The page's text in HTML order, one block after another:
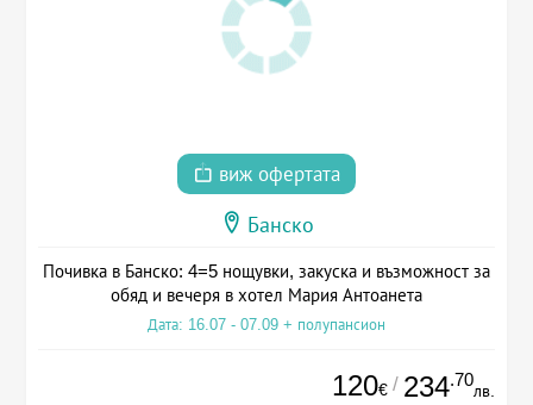
виж офертата
Банско
Почивка в Банско: 4=5 нощувки, закуска и възможност за
обяд и вечеря в хотел Мария Антоанета
Дата: 16.07 - 07.09 + полупансион
120€ / 234.70
лв.